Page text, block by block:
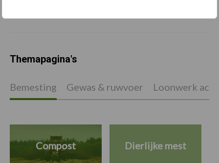
Themapagina's
Bemesting Gewas & ruwvoer Loonwerk
Compost Dierlijke mest